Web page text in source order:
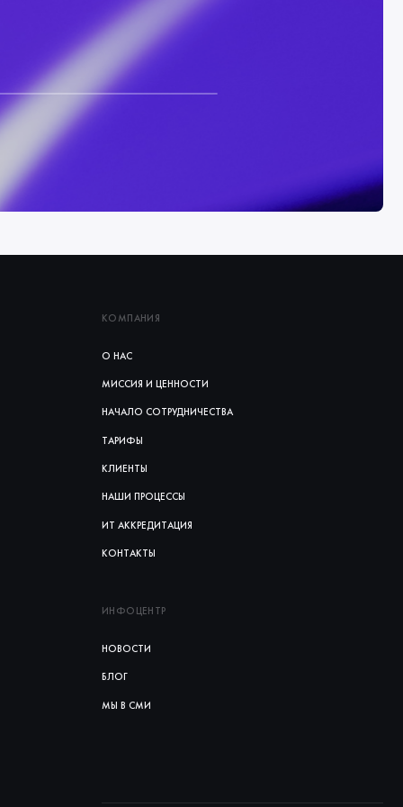
КОМПАНИЯ
О НАС
МИССИЯ И ЦЕННОСТИ
НАЧАЛО СОТРУДНИЧЕСТВА
ТАРИФЫ
КЛИЕНТЫ
НАШИ ПРОЦЕССЫ
ИТ АККРЕДИТАЦИЯ
КОНТАКТЫ
ИНФОЦЕНТР
НОВОСТИ
БЛОГ
МЫ В СМИ